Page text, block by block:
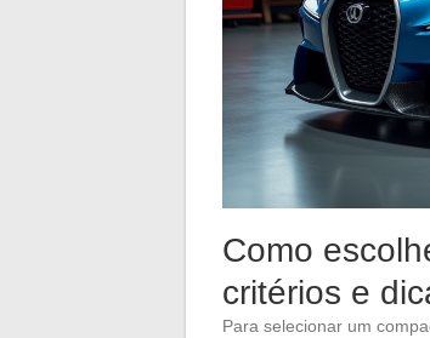
Como
critérios e
Para selecionar um